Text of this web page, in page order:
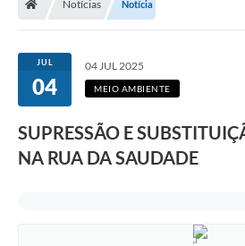
Notícias Notícia
JUL
04
04 JUL 2025
MEIO AMBIENTE
SUPRESSÃO E
NA RUA DA SAUDADE